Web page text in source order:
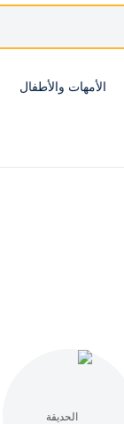
الأمهات والأطفال